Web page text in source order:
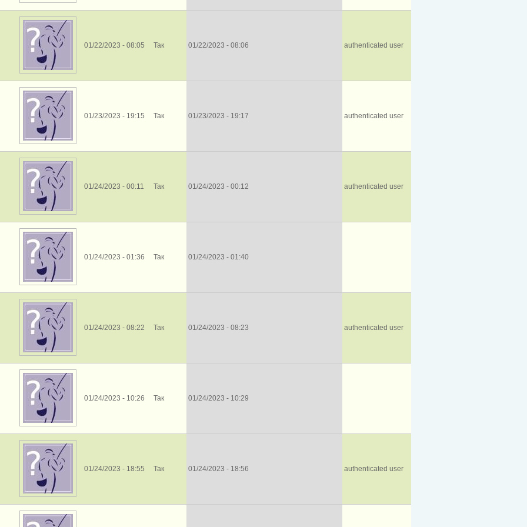
01/22/2023 - 08:05 Так 01/22/2023 - 08:06 authenticated user
01/23/2023 - 19:15 Так 01/23/2023 - 19:17 authenticated user
01/24/2023 - 00:11 Так 01/24/2023 - 00:12 authenticated user
01/24/2023 - 01:36 Так 01/24/2023 - 01:40
01/24/2023 - 08:22 Так 01/24/2023 - 08:23 authenticated user
01/24/2023 - 10:26 Так 01/24/2023 - 10:29
01/24/2023 - 18:55 Так 01/24/2023 - 18:56 authenticated user